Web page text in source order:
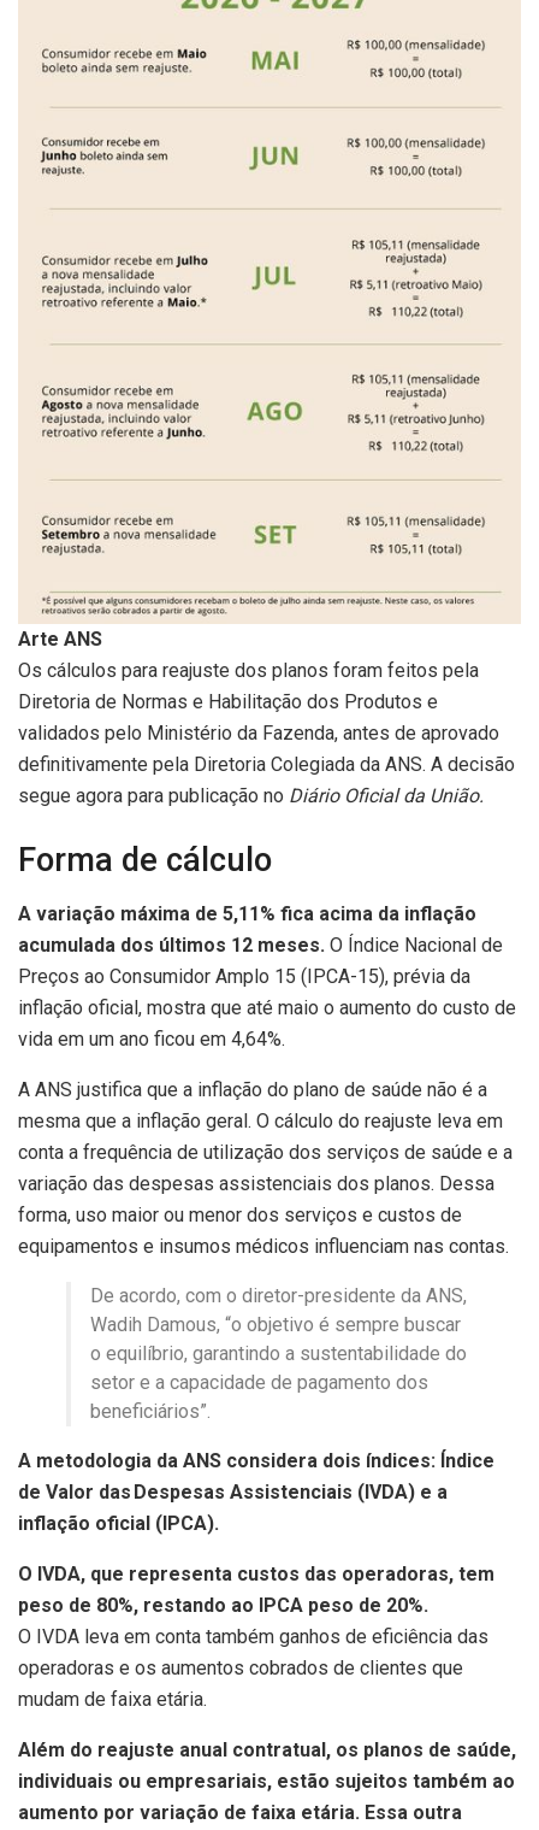
Arte ANS
Os cálculos para reajuste dos planos foram feitos pela
Diretoria de Normas e Habilitação dos Produtos e
validados pelo Ministério da Fazenda, antes de aprovado
definitivamente pela Diretoria Colegiada da ANS. A decisão
segue agora para publicação no Diário Oficial da União.
Forma de cálculo
A variação máxima de 5,11% fica acima da inflação
acumulada dos últimos 12 meses. O Índice Nacional de
Preços ao Consumidor Amplo 15 (IPCA-15), prévia da
inflação oficial, mostra que até maio o aumento do custo de
vida em um ano ficou em 4,64%.
A ANS justifica que a inflação do plano de saúde não é a
mesma que a inflação geral. O cálculo do reajuste leva em
conta a frequência de utilização dos serviços de saúde e a
variação das despesas assistenciais dos planos. Dessa
forma, uso maior ou menor dos serviços e custos de
equipamentos e insumos médicos influenciam nas contas.
De acordo, com o diretor-presidente da ANS,
Wadih Damous, “o objetivo é sempre buscar
o equilíbrio, garantindo a sustentabilidade do
setor e a capacidade de pagamento dos
beneficiários”.
A metodologia da ANS considera dois índices: Índice
de Valor das Despesas Assistenciais (IVDA) e a
inflação oficial (IPCA).
O IVDA, que representa custos das operadoras, tem
peso de 80%, restando ao IPCA peso de 20%.
O IVDA leva em conta também ganhos de eficiência das
operadoras e os aumentos cobrados de clientes que
mudam de faixa etária.
Além do reajuste anual contratual, os planos de saúde,
individuais ou empresariais, estão sujeitos também ao
aumento por variação de faixa etária. Essa outra